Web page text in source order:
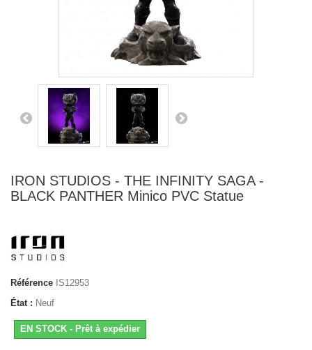
IRON STUDIOS - THE INFINITY SAGA -
BLACK PANTHER Minico PVC Statue
Référence IS12953
État : Neuf
EN STOCK - Prêt à expédier